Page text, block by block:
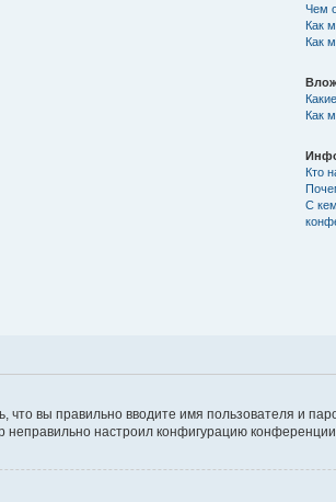
Чем
Как
Как
Как
Кто
С
что вы правильно вводите имя пользователя и
настроил конфигурацию